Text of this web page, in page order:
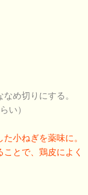
め切りにする。
い）
小ねぎを薬味に。
とで、鶏皮によく